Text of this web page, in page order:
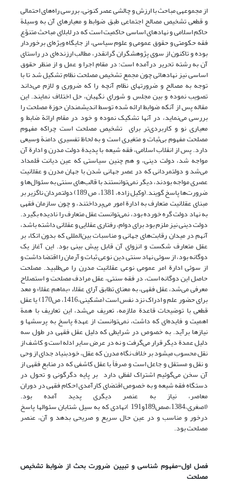
از مجموعه­ی مباحث با ارزش و چالشى عصر کنونى، بررسى راه‌های احتمالى
و قطعى تشخیص مصالح اجتماعى طبق ضوابط و معیارهای آن به وسیلة
حاکم اسلامى و نهادهای اساسی حاکمیت است که در لابلاى مباحث متنوّع
فقه حکومتی و حقوق عمومی و علوم سیاسی، از جایگاه ویژه‌ای برخوردار
بوده و تاکنون از سوى پژوهشگران گرانقدر، مطالب ارزنده‌ای در راستاى
آن به رشته تحریر درآمده است؛ در مقام اجرا و عمل و از منظر حقوق
اساسی نیز نهادهائی چون مجمع تشخیص مصلحت نظام تشکیل‏ شد تا با
توجه به مصالح و ضرورت‏های نظام آنچه را که ضروری و لازم‏ می‌داند
تصویب نموده و بین مجلس و شورای نگهبان، حل اختلاف نمایند. این
مقاله پس از آنکه ضوابط ارائه شده توسط اندیشمندان حوزة مصلحت را
بررسی می‌نماید، در آنها تشکیک نموده و خود در مقام ارائة ضابط و
معیاری نو و کاربردی‌تر برای تشخیص مصلحت است چراکه مفهوم
مصلحت مفهوم بی‌ثبات و متغیری است و به لحاظ تفسیری دامنة وسیعی
دارد. پس از انقلاب اسلامی، فقه شیعه با پدیدة دولت مدرن و ادارة آن
مواجه شد، دولت دینی، و هم چنین سیاستی که عین دیانت قلمداد
می‌شد و دولتمردانی که در عصر جهانی شدن با جهان مدرن و عقلانیت
عصری مواجه بودند، دیگر نمی‌توانستند با قالب‌های سنتی به سئوال‌ها و
ضرورت‌ها پاسخ گویند.(وکیل زاده، 1381، ص 189) دولتمردان ناگزیر بر
مبنای عقلانیت متعارف به ادارة امور می‌پرداختند، و چون سازمان فقهی
به نهاد دولت گره خورده بود، نمی‌توانست عقل متعارف را نادیده بگیرد.
دولت دینی نیز ملزم بود برای دوام، رفتاری عقلایی و عقلانی داشته باشد،
آنهم در میدان رقابت‌های جهانی و مناسبات بین‌المللی که بدون اتکاء بر
عقل متعارف شکست و انزوای آن قابل پیش بینی بود. این آغاز یک
دوگانه بود، از سوئی نهاد سنتی دین نوعی ثبات و آرمان را اقتضا داشت و
از سوئی ادارة امر عمومی نوعی عقلانیت مدرن را می‌طلبید. مصلحت
حاصل این دوگانه است، در فقه سنتی، عقل مرادف مصلحت و استصلاح
معرفی می‌شد، عقل فقهی، به معنای تطابق آرای عقلاء «بماهم عقلا» و معد
برای حضور علم و ادراک نزد نفس است (مشکینی،1416، ص170) یا عقل
قطعی با توضیحات قاعدة ملازمه، تعریف می‌شد، این تعاریف با همة
اهمیت و فایده‌ای که داشت، نمی‌توانست از عهدة پاسخ به پرسش­ها و
نیازها برآید. به خصوص در شرایطی که دلیل عقل فقهی در طول سه
دلیل عمدة دیگر قرار می‌گرفت و نه در عرض سایر ادله است و کاشف از
نقل محسوب می­شود بر خلاف نگاه مدرن که عقل، خودبنیاد جدای از وحی
و نقل و مستقل و جاعل است و صرفاً با عقل کاشفی که در منابع فقهی از
آن سخن می‌گوئیم اشتراک لفظی دارد بر پایه دگرگونی و تحول در
دستگاه فقه شیعه و به خصوص اقتضای کارآمدی احکام فقهی در دوران
معاصر، نیاز به عنصر دیگری پدید آمده بود.
(اصغری،1384،صص189و191 )نهادی که به سیل شتابان سئوال­ها پاسخ
درخور و مناسب و در عین حال سریع و صریحی بدهد و آن، عنصر
مصلحت بود.
فصل اول-مفهوم شناسی و تبیین ضرورت بحث از ضوابط تشخیص
مصلحت